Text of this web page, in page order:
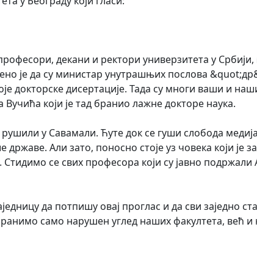
декани и ректори универзитета у
је да су министар унутрашњих послова
дисертације. Тада су многи ваши и
који је тад бранио лажне докторе наука.
у Савамали. Ћуте док се гуши слобода
Али зато, поносно стоје уз човека који је
се свих професора који су јавно подржали
да потпишу овај проглас и да сви заједно
само нарушен углед наших факултета, већ и